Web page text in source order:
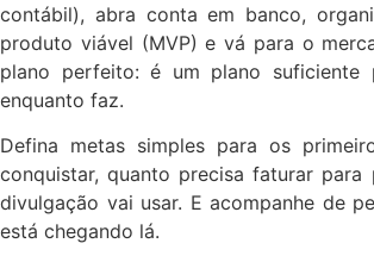
contábil), abra conta em banco,
produto viável (MVP) e vá para o
plano perfeito: é um plano suficiente
enquanto faz.
Defina metas simples para os
conquistar, quanto precisa faturar
divulgação vai usar. E acompanhe de
está chegando lá.